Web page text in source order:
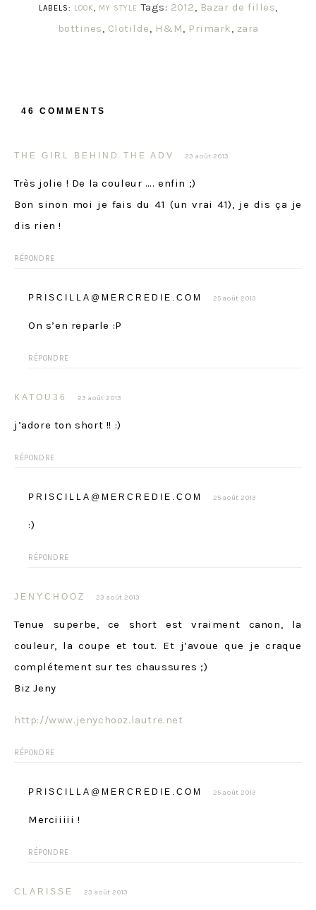
LABELS: LOOK, MY STYLE Tags: 2012, Bazar de filles,
bottines, Clotilde, H&M, Primark, zara
46 COMMENTS
THE GIRL BEHIND THE ADV 23 août 2013
Très jolie ! De la couleur …. enfin ;)
Bon sinon moi je fais du 41 (un vrai 41), je dis ça je
dis rien !
RÉPONDRE
PRISCILLA@MERCREDIE.COM 25 août 2013
On s’en reparle :P
RÉPONDRE
KATOU36 23 août 2013
j’adore ton short !! :)
RÉPONDRE
PRISCILLA@MERCREDIE.COM 25 août 2013
:)
RÉPONDRE
JENYCHOOZ 23 août 2013
Tenue superbe, ce short est vraiment canon, la
couleur, la coupe et tout. Et j’avoue que je craque
complétement sur tes chaussures ;)
Biz Jeny
http://www.jenychooz.lautre.net
RÉPONDRE
PRISCILLA@MERCREDIE.COM 25 août 2013
Merciiiii !
RÉPONDRE
CLARISSE 23 août 2013